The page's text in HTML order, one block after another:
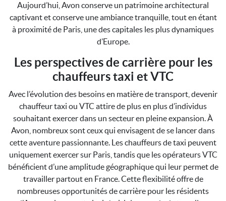
Aujourd’hui, Avon conserve un patrimoine architectural
captivant et conserve une ambiance tranquille, tout en étant
à proximité de Paris, une des capitales les plus dynamiques
d’Europe.
Les perspectives de carrière pour les
chauffeurs taxi et VTC
Avec l’évolution des besoins en matière de transport, devenir
chauffeur taxi ou VTC attire de plus en plus d’individus
souhaitant exercer dans un secteur en pleine expansion. À
Avon, nombreux sont ceux qui envisagent de se lancer dans
cette aventure passionnante. Les chauffeurs de taxi peuvent
uniquement exercer sur Paris, tandis que les opérateurs VTC
bénéficient d’une amplitude géographique qui leur permet de
travailler partout en France. Cette flexibilité offre de
nombreuses opportunités de carrière pour les résidents